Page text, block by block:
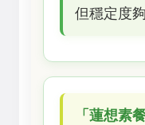
但穩定度
「蓮想素